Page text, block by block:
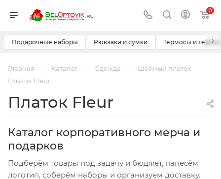
0
Подарочные наборы Рюкзаки и сумки Термосы и ›
Главная — Каталог — Одежда — Шейный платок —
Платок Fleur
Платок Fleur
Каталог корпоративного мерча и
подарков
Подберём товары под задачу и бюджет, нанесём
логотип, соберём наборы и организуем доставку.